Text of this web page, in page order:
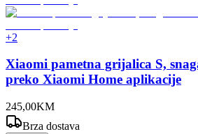
+2
Xiaomi pametna grijalica S,
preko Xiaomi Home aplikacije
245,00KM
Brza dostava